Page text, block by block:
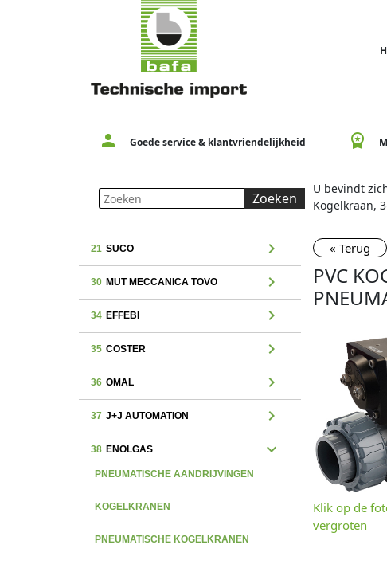
person Goede service & klantvriendelijkheid workspace_premium
Zoeken
21 SUCO chevron_right
30 MUT MECCANICA TOVO chevron_right
34 EFFEBI chevron_right
35 COSTER chevron_right
36 OMAL chevron_right
37 J+J AUTOMATION chevron_right
38 ENOLGAS expand_more
PNEUMATISCHE AANDRIJVINGEN
KOGELKRANEN
PNEUMATISCHE KOGELKRANEN
U bevindt
Kogelkraan,
« Terug
PVC
Klik op de
vergroten